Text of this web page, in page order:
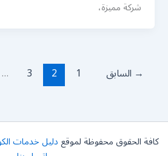
شركة مميزة،
→ السابق 1
2
3
…
كافة الحقوق محفوظة لموقعدليل خدمات